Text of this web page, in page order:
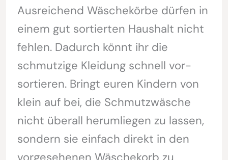
Ausreichend Wäschekörbe dürfen in
einem gut sortierten Haushalt nicht
fehlen. Dadurch könnt ihr die
schmutzige Kleidung schnell vor-
sortieren. Bringt euren Kindern von
klein auf bei, die Schmutzwäsche
nicht überall herumliegen zu lassen,
sondern sie einfach direkt in den